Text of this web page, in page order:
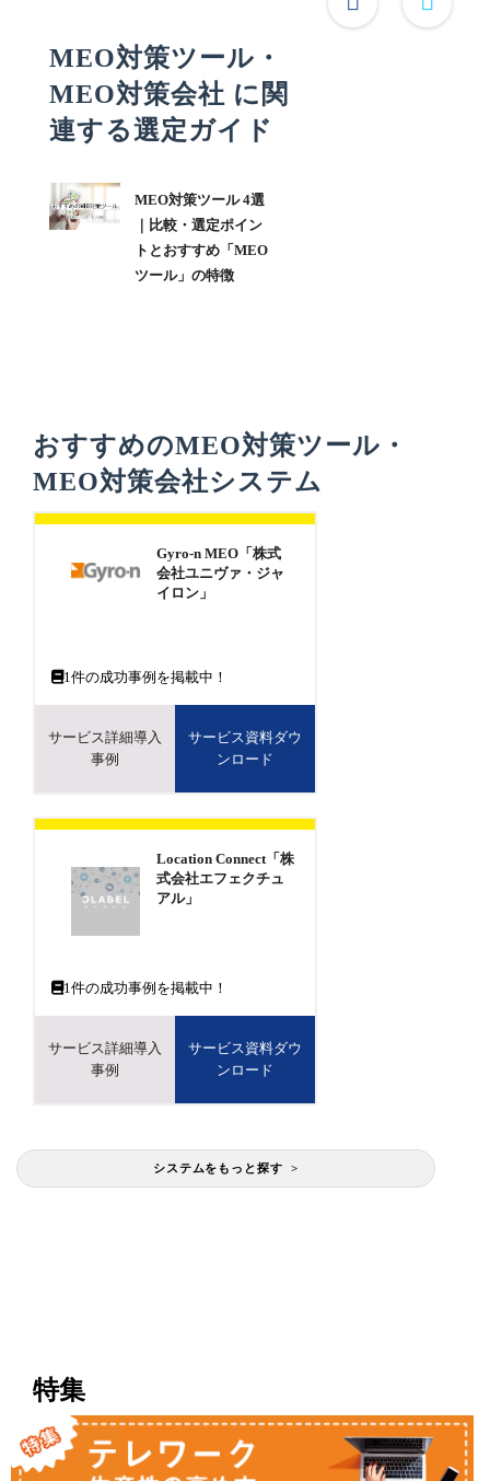
MEO対策ツール・
MEO対策会社 に関
連する選定ガイド
MEO対策ツール 4選
｜比較・選定ポイン
トとおすすめ「MEO
ツール」の特徴
おすすめのMEO対策ツール・
MEO対策会社システム
Gyro-n MEO「株式
会社ユニヴァ・ジャ
イロン」
1 件の成功事例を掲載中！
サービス詳細導入
事例
サービス資料ダウ
ンロード
Location Connect「株
式会社エフェクチュ
アル」
1 件の成功事例を掲載中！
サービス詳細導入
事例
サービス資料ダウ
ンロード
システムをもっと探す >
特集